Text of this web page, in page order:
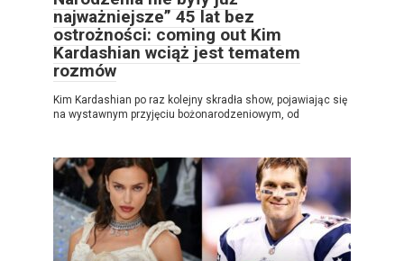
najważniejsze” 45 lat bez
ostrożności: coming out Kim
Kardashian wciąż jest tematem
rozmów
Kim Kardashian po raz kolejny skradła show, pojawiając się
na wystawnym przyjęciu bożonarodzeniowym, od